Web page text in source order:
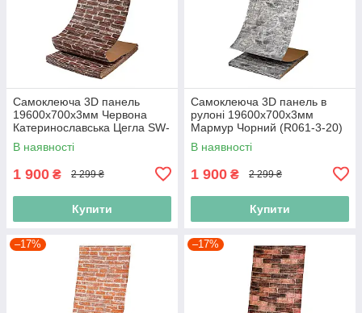
Самоклеюча 3D панель
19600x700x3мм Червона
Катеринославська Цегла SW-
00001333
В наявності
1 900 ₴ 2 299 ₴
Купити
Самоклеюча 3D панель в
рулоні 19600x700x3мм
Мармур Чорний (R061-3-20)
SW-00001196
В наявності
1 900 ₴ 2 299 ₴
Купити
–17% –17%